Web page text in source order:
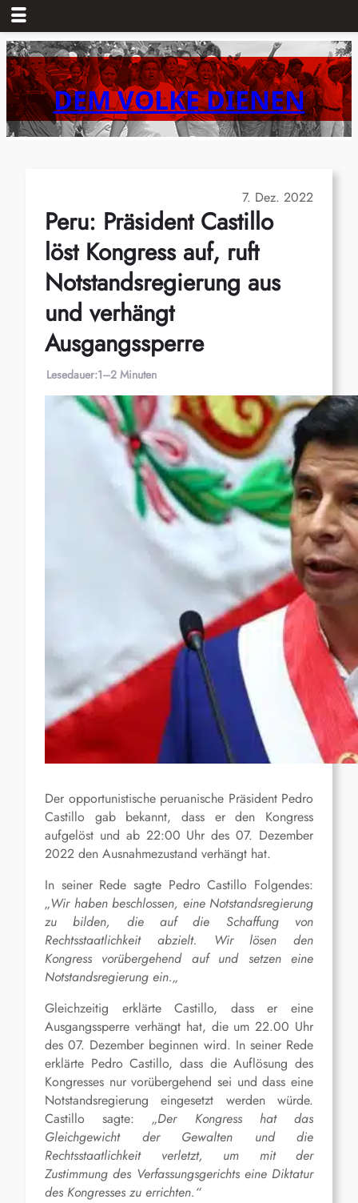
Zum
Inhalt
springenDEM VOLKE DIENEN
7. Dez. 2022
Peru: Präsident Castillo
löst Kongress auf, ruft
Notstandsregierung aus
und verhängt
Ausgangssperre
Lesedauer:1–2 Minuten
Der opportunistische peruanische Präsident Pedro
Castillo gab bekannt, dass er den Kongress
aufgelöst und ab 22:00 Uhr des 07. Dezember
2022 den Ausnahmezustand verhängt hat.
In seiner Rede sagte PedroCastillo Folgendes:
„Wir haben beschlossen, eine Notstandsregierung
zu bilden, die auf die Schaffung von
Rechtsstaatlichkeit abzielt. Wir lösen den
Kongress vorübergehend auf und setzen eine
Notstandsregierung ein.„
Gleichzeitig erklärteCastillo, dass er eine
Ausgangssperre verhängt hat, die um 22.00 Uhr
des 07. Dezember beginnen wird. In seiner Rede
erklärte PedroCastillo, dass die Auflösung des
Kongresses nur vorübergehend sei und dass eine
Notstandsregierung eingesetzt werden würde.
Castillo sagte:„Der Kongress hat das
Gleichgewicht der Gewalten und die
Rechtsstaatlichkeit verletzt, um mit der
Zustimmung des Verfassungsgerichts eine Diktatur
des Kongresses zu errichten.“